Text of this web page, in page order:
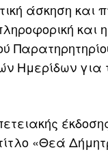
άσκηση και
και
Ημερίδων
«Θεά